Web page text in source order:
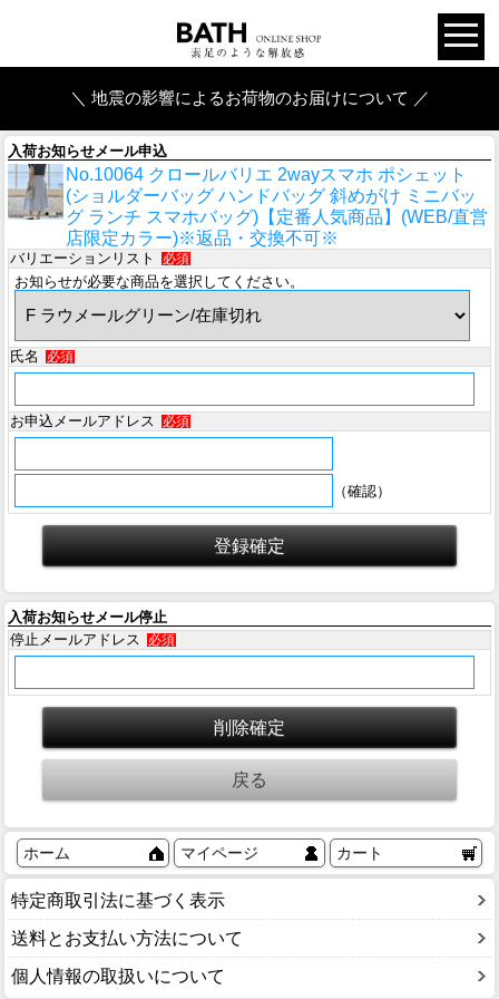
＼ 地震の影響によるお荷物のお届けについて ／
入荷お知らせメール申込
No.10064 クロールバリエ 2wayスマホ ポシェット
(ショルダーバッグ ハンドバッグ 斜めがけ ミニバッ
グ ランチ スマホバッグ)【定番人気商品】(WEB/直営
店限定カラー)※返品・交換不可※
バリエーションリスト 必須
お知らせが必要な商品を選択してください。
氏名 必須
お申込メールアドレス 必須
（確認）
入荷お知らせメール停止
停止メールアドレス
必須
ホーム マイページ カート
特定商取引法に基づく表示
送料とお支払い方法について
個人情報の取扱いについて